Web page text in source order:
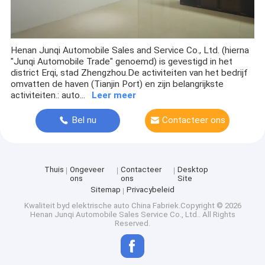
Henan Junqi Automobile Sales and Service Co., Ltd. (hierna
"Junqi Automobile Trade" genoemd) is gevestigd in het
district Erqi, stad Zhengzhou.De activiteiten van het bedrijf
omvatten de haven (Tianjin Port) en zijn belangrijkste
activiteiten.: auto...
Leer meer
Bel nu Contacteer ons
Thuis
Ongeveer
ons
Contacteer
ons
Desktop
Site
Sitemap
Privacybeleid
Kwaliteit byd elektrische auto China Fabriek.Copyright © 2026
Henan Junqi Automobile Sales Service Co., Ltd.. All Rights
Reserved.